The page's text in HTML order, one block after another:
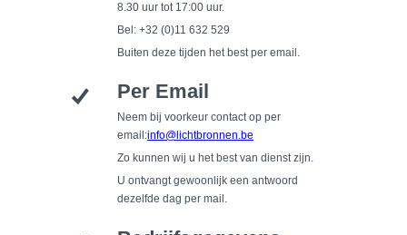
8.30 uur tot 17:00 uur.
Bel: +32 (0)11 632 529
Buiten deze tijden het best per email.
Per Email
Neem bij voorkeur contact op per
email:info@lichtbronnen.be
Zo kunnen wij u het best van dienst zijn.
U ontvangt gewoonlijk een antwoord
dezelfde dag per mail.